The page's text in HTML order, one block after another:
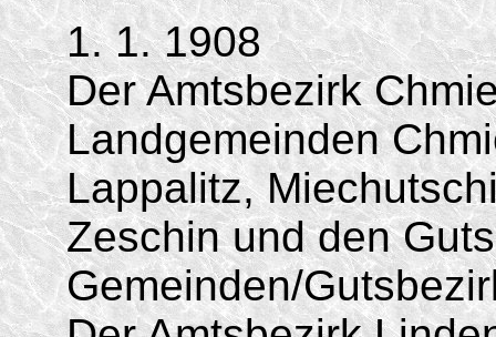
1. 1. 1908
Der Amtsbezirk
Landgemeinden
Lappalitz,
Zeschin und den
Gemeinden/